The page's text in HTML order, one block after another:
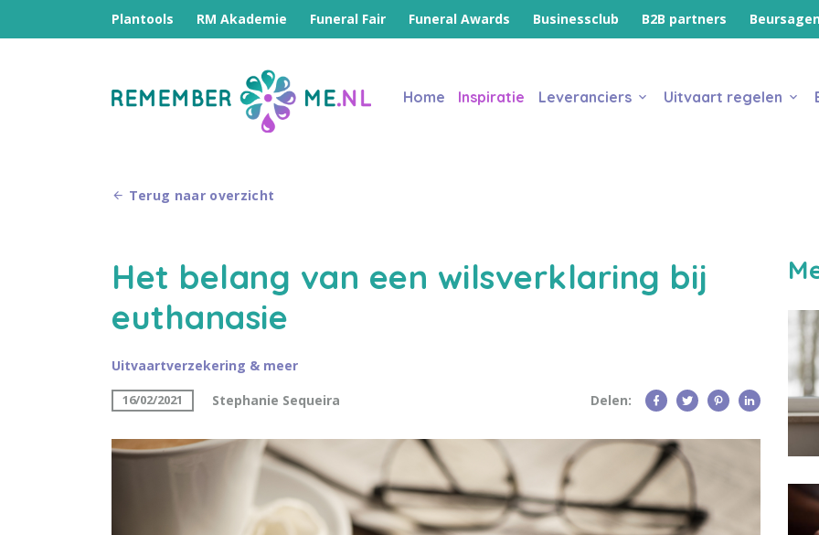
Plantools RM Akademie Funeral Fair Funeral Awards Businessclub B2B partners
Home Inspiratie Leveranciers Uitvaart regelen
Terug naar overzicht
Het belang van een wilsverklaring bij
euthanasie
Uitvaartverzekering & meer
16/02/2021 Stephanie Sequeira Delen: